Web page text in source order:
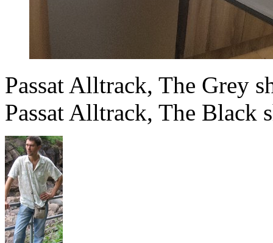
Passat Alltrack, The Grey
Passat Alltrack, The Black